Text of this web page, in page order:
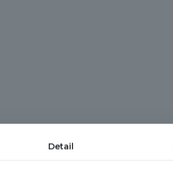
kamers:
Detail